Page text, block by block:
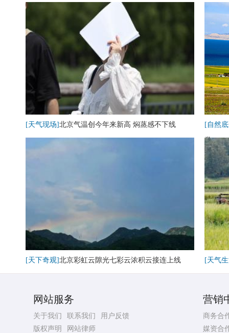
[天气现场]北京气温创今年来新高 焖蒸感不下线
[自然
卷
[天下奇观]北京彩虹云隙光七彩云浓积云接连上线 [天气
网站服务
关于我们 联系我们
用户反馈
版权声明
网站律师
营销
商务合
媒资合